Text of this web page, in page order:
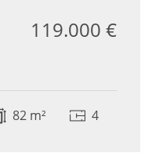
119.000 €
82 m² 4